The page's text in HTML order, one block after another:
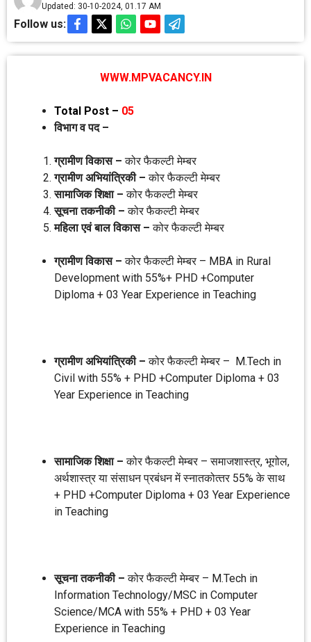
Updated: 30-10-2024, 01.17 AM
Follow us:
WWW.MPVACANCY.IN
Total Post – 05
विभाग व पद –
ग्रामीण विकास – कोर फैकल्‍टी मेम्‍बर
ग्रामीण अभियांत्रिकी – कोर फैकल्‍टी मेम्‍बर
सामाजिक शिक्षा – कोर फैकल्‍टी मेम्‍बर
सूचना तकनीकी – कोर फैकल्‍टी मेम्‍बर
महिला एवं बाल विकास – कोर फैकल्‍टी मेम्‍बर
ग्रामीण विकास – कोर फैकल्‍टी मेम्‍बर – MBA in Rural
Development with 55%+ PHD +Computer
Diploma + 03 Year Experience in Teaching
ग्रामीण अभियांत्रिकी – कोर फैकल्‍टी मेम्‍बर – M.Tech in
Civil with 55% + PHD +Computer Diploma + 03
Year Experience in Teaching
सामाजिक शिक्षा – कोर फैकल्‍टी मेम्‍बर – समाजशास्‍त्र, भूगोल,
अर्थशास्‍त्र या संसाधन प्रबंधन में स्‍नातकोत्‍तर 55% के साथ
+ PHD +Computer Diploma + 03 Year Experience
in Teaching
सूचना तकनीकी – कोर फैकल्‍टी मेम्‍बर – M.Tech in
Information Technology/MSC in Computer
Science/MCA with 55% + PHD + 03 Year
Experience in Teaching